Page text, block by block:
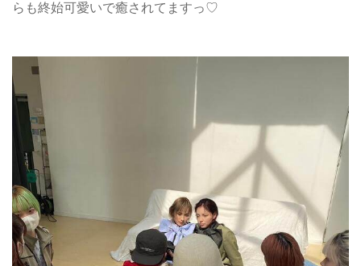
らも終始可愛いで癒されてますっ♡